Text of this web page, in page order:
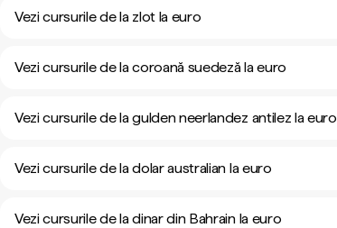
Vezi cursurile de la zlot la euro
Vezi cursurile de la coroană suedeză la euro
Vezi cursurile de la gulden neerlandez antilez la euro
Vezi cursurile de la dolar australian la euro
Vezi cursurile de la dinar din Bahrain la euro